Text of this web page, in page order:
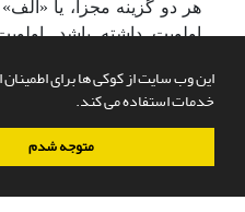
این وب سایت از کوکی ها برای اطمینان
خدمات استفاده می کند.
متوجه شدم
هر دو گزینه مجزا، یا
اولویت داشته باشد.
ترجیحی است که هم
خواهیم دید که این
«اولویت‌بندی (فهرست